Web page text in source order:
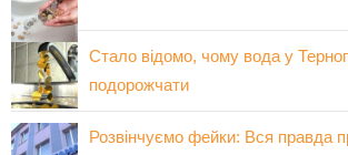
Стало відомо, чому вода у
подорожчати
Розвінчуємо фейки: Вся правда